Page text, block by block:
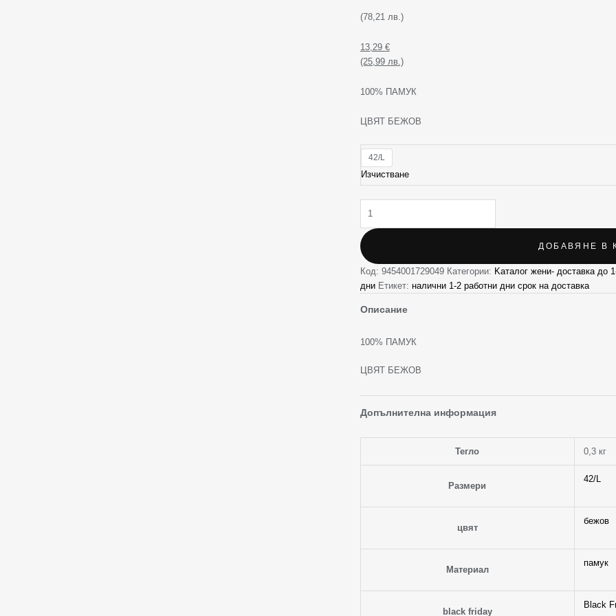
(78,21 лв.)
13,29 €
(25,99 лв.)
100% ПАМУК
ЦВЯТ БЕЖОВ
42/L
Изчистване
ДОБАВЯНЕ В
Код: 9454001729049 Категории: Kаталог жени- доставка до
дни Етикет: налични 1-2 работни дни срок на доставка
Описание
100% ПАМУК
ЦВЯТ БЕЖОВ
Допълнителна информация
Тегло 0,3 кг
Размери
42/L
цвят
бежов
Материал
памук
black friday
Black